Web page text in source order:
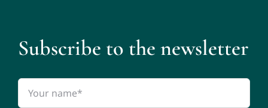
Subscribe to the newsletter